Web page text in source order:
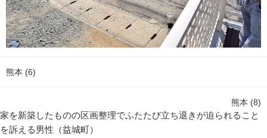
熊本 (6)
熊本 (8)
家を新築したものの区画整理でふたたび立ち退きが迫られること
を訴える男性（益城町）